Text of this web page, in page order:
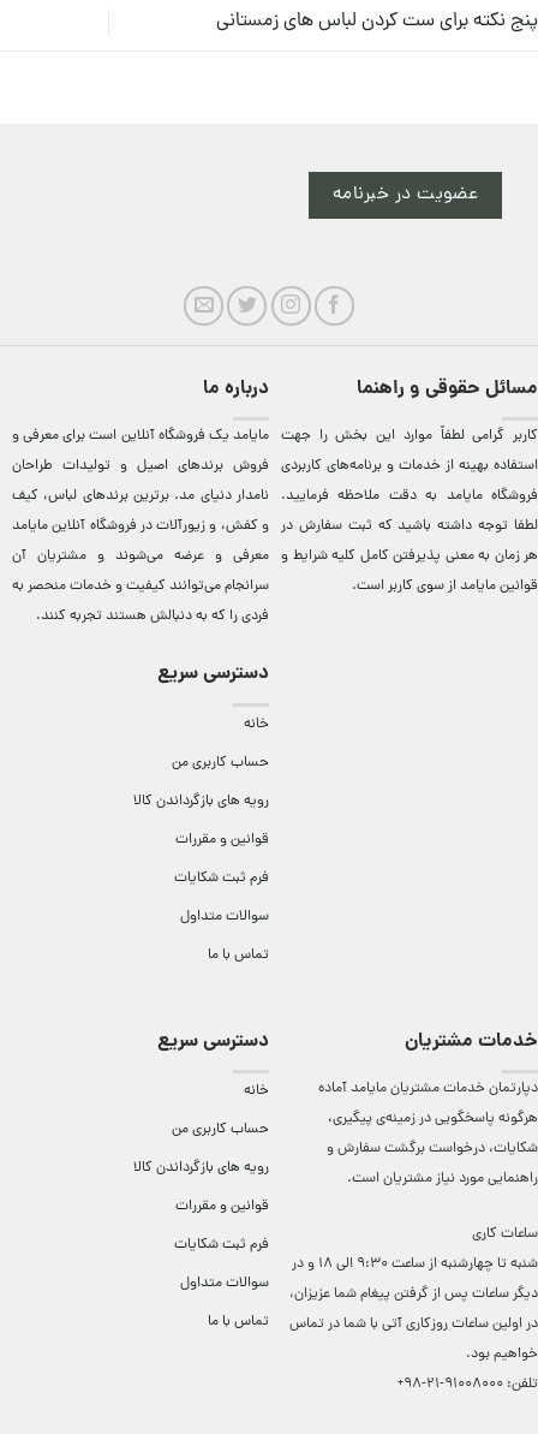
پنج نکته برای ست کردن لباس های زمستانی
عضویت در خبرنامه
مسائل حقوقی و راهنما
کاربر گرامی لطفاً موارد این بخش را جهت
استفاده بهینه از خدمات و برنامه‌‏های کاربردی
فروشگاه مایامد به دقت ملاحظه فرمایید.
لطفا توجه داشته باشید که ثبت سفارش در
هر زمان به معنی پذیرفتن کامل کلیهشرایط و
قوانین مایامداز سوی کاربر است.
درباره ما
مایامد يک فروشگاه آنلاين است برای معرفی و
فروش برندهای اصيل و توليدات طراحان
نامدار دنيای مد. برترين‌ برندهای لباس، کيف
و کفش، و زيورآلات در فروشگاه آنلاين مایامد
معرفی و عرضه می‌شوند و مشتريان آن
سرانجام می‌توانند کيفيت و خدمات منحصر به
فردی را که به دنبالش هستند تجربه کنند.
دسترسی سریع
خانه
حساب کاربری من
رویه های بازگرداندن کالا
قوانین و مقررات
فرم ثبت شکایات
سوالات متداول
تماس با ما
خدمات مشتریان
دپارتمان خدمات مشتریان مایامد آماده
هرگونه پاسخگویی در زمینه‌ی پیگیری،
شکایات، درخواست برگشت سفارش و
راهنمایی مورد نیاز مشتریان است.
ساعات کاری
شنبه تا چهارشنبه از ساعت 9:30 الی 18 و در
دیگر ساعات ‌پس از گرفتن پیغام شما عزیزان،
در اولین ساعات روزکاری آتی با شما در تماس
خواهیم بود.
تلفن: 91008000-21-98+
دسترسی سریع
خانه
حساب کاربری من
رویه های بازگرداندن کالا
قوانین و مقررات
فرم ثبت شکایات
سوالات متداول
تماس با ما